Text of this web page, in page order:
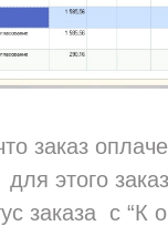
заказ
этого
заказа с “К